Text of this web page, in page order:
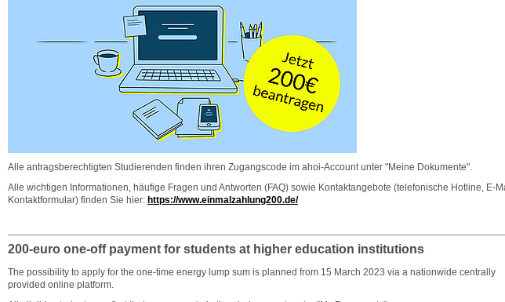
Alle antragsberechtigten Studierenden finden ihren Zugangscode im ahoi-Account unter "Meine Dokumente".
Alle wichtigen Informationen, häufige Fragen und Antworten (FAQ) sowie Kontaktangebote (telefonische Hotline, E-
Kontaktformular) finden Sie hier: https://www.einmalzahlung200.de/
200-euro one-off payment for students at higher education institutions
The possibility to apply for the one-time energy lump sum is planned from 15 March 2023 via a nationwide centrally
provided online platform.